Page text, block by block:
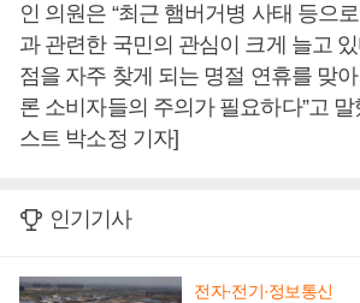
인 의원은 “최근 햄버거병 사태 등으
과 관련한 국민의 관심이 크게 늘고 있
점을 자주 찾게 되는 명절 연휴를 맞
론 소비자들의 주의가 필요하다”고
스트 박소정 기자]
인기기사
전자·전기·정보통신